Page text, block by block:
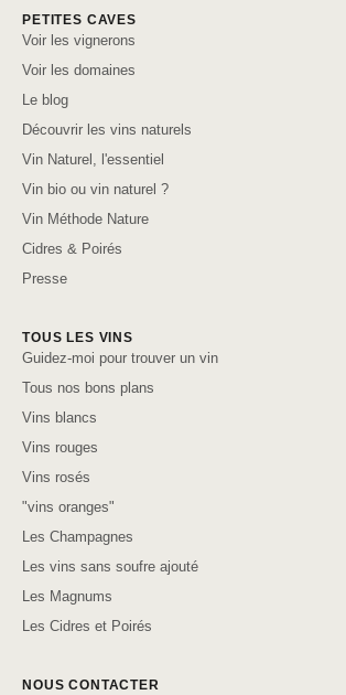
PETITES CAVES
Voir les vignerons
Voir les domaines
Le blog
Découvrir les vins naturels
Vin Naturel, l'essentiel
Vin bio ou vin naturel ?
Vin Méthode Nature
Cidres & Poirés
Presse
TOUS LES VINS
Guidez-moi pour trouver un vin
Tous nos bons plans
Vins blancs
Vins rouges
Vins rosés
"vins oranges"
Les Champagnes
Les vins sans soufre ajouté
Les Magnums
Les Cidres et Poirés
NOUS CONTACTER